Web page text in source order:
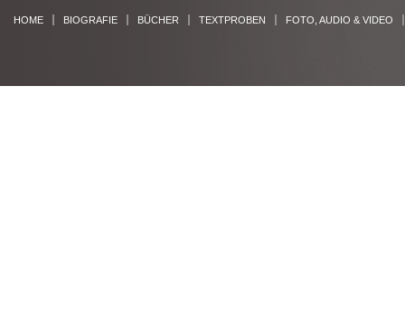
HOME BIOGRAFIE BÜCHER TEXTPROBEN FOTO, AUDIO & VIDEO